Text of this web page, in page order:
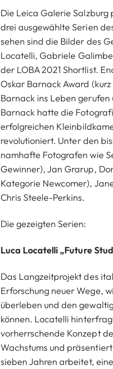
Die Leica Galerie
drei ausgewählte Serien
sehen sind die Bilder des
Locatelli, Gabriele
der LOBA 2021 Shortlist.
Oskar Barnack Award
Barnack ins Leben gerufen
Barnack hatte die
erfolgreichen
revolutioniert. Unter den
namhafte Fotografen wie
Gewinner), Jan Grarup,
Kategorie Newcomer),
Chris Steele-Perkins.
Die gezeigten Serien:
Luca Locatelli „Future
Das Langzeitprojekt des
Erforschung neuer Wege,
überleben und den
können. Locatelli
vorherrschende Konzept
Wachstums und
sieben Jahren arbeitet,